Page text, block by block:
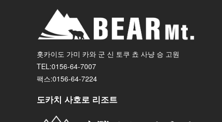
홋카이도 가미 카와 군 신 토쿠 쵸 사냥 승 고원
TEL:0156-64-7007
팩스:0156-64-7224
도카치 사호로 리조트